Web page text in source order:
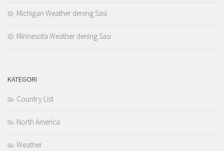
Michigan Weather dening Sasi
Minnesota Weather dening Sasi
KATEGORI
Country List
North America
Weather